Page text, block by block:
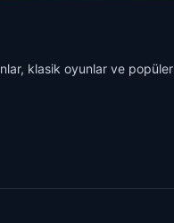
klasik oyunlar ve popüler